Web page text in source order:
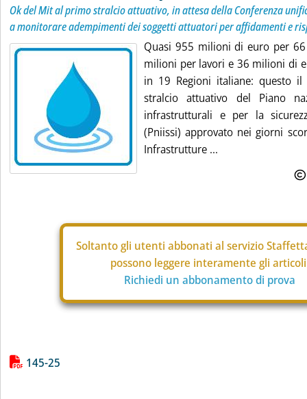
Ok del Mit al primo stralcio attuativo, in attesa della Conferenza
a monitorare adempimenti dei soggetti attuatori per affidamenti e
Quasi 955 milioni di euro per
milioni per lavori e 36 milioni di
in 19 Regioni italiane: questo
stralcio attuativo del Piano
infrastrutturali e per la
(Pniissi) approvato nei giorni
Infrastrutture ...
Soltanto gli utenti abbonati al servizio
possono leggere interamente gli
Richiedi un abbonamento di prova
Lista allegati PDF alla notizia
145-25